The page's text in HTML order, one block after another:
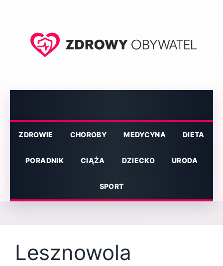
ZDROWIE CHOROBY MEDYCYNA DIETA
PORADNIK CIĄŻA DZIECKO URODA
SPORT
Lesznowola